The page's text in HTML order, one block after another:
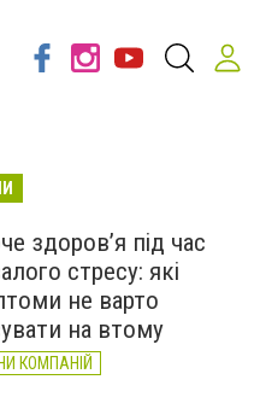
здоров’я під час
стресу: які
не варто
на втому
КОМПАНІЙ